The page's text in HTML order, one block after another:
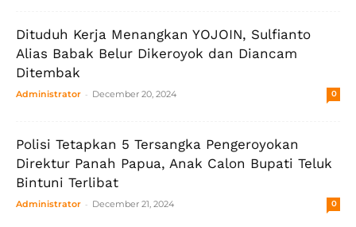
Dituduh Kerja Menangkan YOJOIN, Sulfianto
Alias Babak Belur Dikeroyok dan Diancam
Ditembak
Administrator - December 20, 2024 0
Polisi Tetapkan 5 Tersangka Pengeroyokan
Direktur Panah Papua, Anak Calon Bupati Teluk
Bintuni Terlibat
Administrator - December 21, 2024 0